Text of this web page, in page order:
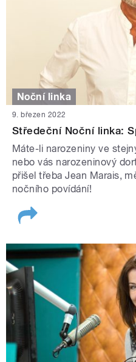
Noční linka
9. březen 2022
Středeční Noční linka:
Máte-li narozeniny ve
nebo vás narozeninový
přišel třeba Jean Marais,
nočního povídání!